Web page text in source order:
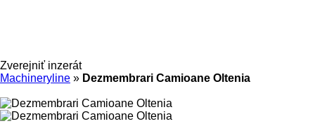
Zverejniť inzerát
Machineryline » Dezmembrari Camioane Oltenia